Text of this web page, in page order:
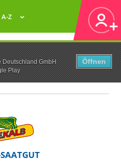
Deutschland GmbH
Play
Öffnen
A-Z